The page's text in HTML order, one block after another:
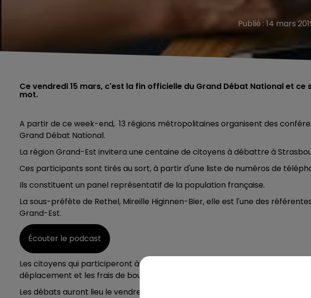
6h00 - 10h00
LA FAMILLE
Publié : 14 mars
Ce vendredi 15 mars, c'est la fin officielle du Grand Débat National et ce
mot.
A partir de ce week-end, 13 régions métropolitaines organisent des
Grand Débat National.
La région Grand-Est invitera une centaine de citoyens à débattre à
Ces participants sont tirés au sort, à partir d'une liste de numéros de
Ils constituent un panel représentatif de la population française.
La sous-préfète de Rethel, Mireille Higinnen-Bier, elle est l'une des
Grand-Est.
Écouter le podcast
Les citoyens qui participeront à la conférence régionale, sur la base du
déplacement et les frais de bouche.
Les débats auront lieu le vendredi 22 mars de 16 à 21h45 et le samedi 23, de 9